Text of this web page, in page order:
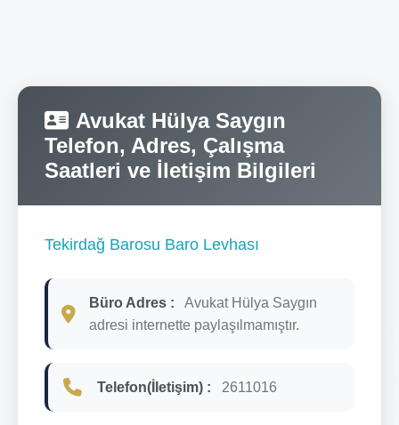
Avukat Hülya Saygın
Telefon, Adres, Çalışma
Saatleri ve İletişim Bilgileri
Tekirdağ Barosu Baro Levhası
Büro Adres :
Avukat Hülya Saygın
adresi internette paylaşılmamıştır.
Telefon(İletişim) : 2611016